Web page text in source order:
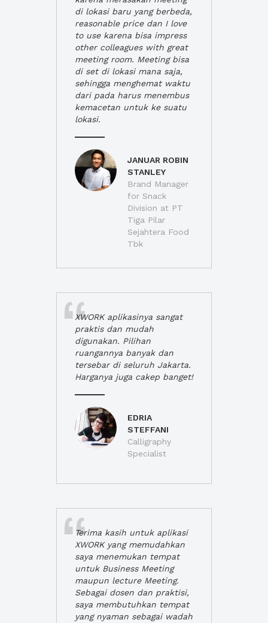
di lokasi baru yang berbeda,
reasonable price dan I love
to use karena bisa impress
other colleagues with great
meeting room. Meeting bisa
di set di lokasi mana saja,
sehingga menghemat waktu
dari pada harus menembus
kemacetan untuk ke suatu
lokasi.
JANUAR ROBIN
STANLEY
Brand Manager
for Snack
Division at PT
Tiga Pilar
Sejahtera Food
Tbk
XWORK aplikasinya sangat
praktis dan mudah
digunakan. Pilihan
ruangannya banyak dan
tersebar di seluruh Jakarta.
Harganya juga cakep banget!
EDRIA
STEFFANI
Calligraphy
Specialist
Terima kasih untuk aplikasi
XWORK yang memudahkan
saya menemukan tempat
untuk Business Meeting
maupun lecture Meeting.
Sebagai dosen dan praktisi,
saya membutuhkan tempat
yang nyaman sebagai wadah